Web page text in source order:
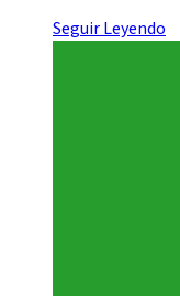
Seguir Leyendo